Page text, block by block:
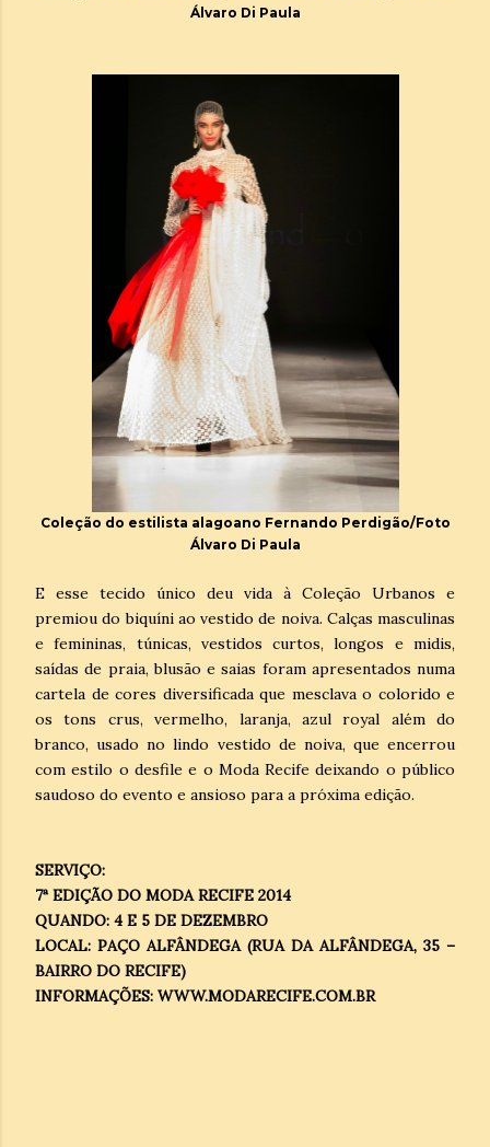
Álvaro Di Paula
Coleção do estilista alagoano Fernando Perdigão/Foto
Álvaro Di Paula
E esse tecido único deu vida à Coleção Urbanos e
premiou do biquíni ao vestido de noiva. Calças masculinas
e femininas, túnicas, vestidos curtos, longos e midis,
saídas de praia, blusão e saias foram apresentados numa
cartela de cores diversificada que mesclava o colorido e
os tons crus, vermelho, laranja, azul royal além do
branco, usado no lindo vestido de noiva, que encerrou
com estilo o desfile e o Moda Recife deixando o público
saudoso do evento e ansioso para a próxima edição.
SERVIÇO:
7ª EDIÇÃO DO MODA RECIFE 2014
QUANDO: 4 E 5 DE DEZEMBRO
LOCAL: PAÇO ALFÂNDEGA (RUA DA ALFÂNDEGA, 35 –
BAIRRO DO RECIFE)
INFORMAÇÕES: WWW.MODARECIFE.COM.BR